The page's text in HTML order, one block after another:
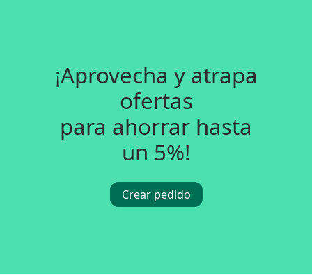
¡Aprovecha y atrapa
ofertas
para ahorrar hasta
un 5%!
Crear pedido